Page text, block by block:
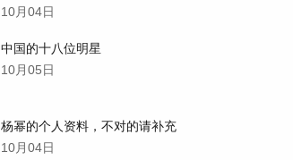
10月04日
中国的十八位明星
10月05日
杨幂的个人资料，不对的请补充
10月04日